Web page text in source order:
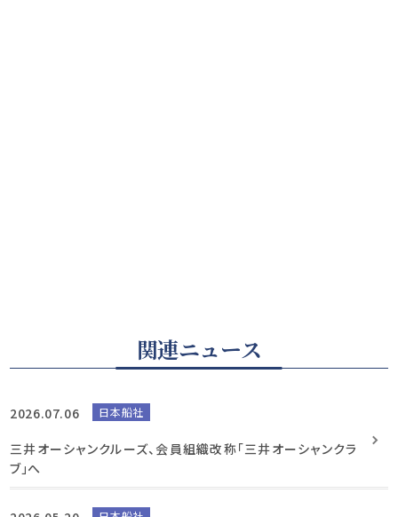
関連ニュース
2026.07.06 日本船社
三井オーシャンクルーズ、会員組織改称「三井オーシャンクラ
ブ」へ